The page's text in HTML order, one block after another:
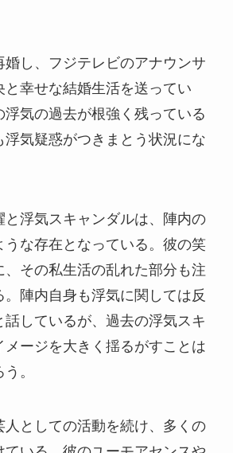
婚し、フジテレビのアナウンサ
と幸せな結婚生活を送ってい
浮気の過去が根強く残っている
浮気疑惑がつきまとう状況にな
と浮気スキャンダルは、陣内の
うな存在となっている。彼の笑
、その私生活の乱れた部分も注
。陣内自身も浮気に関しては反
しているが、過去の浮気スキ
メージを大きく揺るがすことは
。
人としての活動を続け、多くの